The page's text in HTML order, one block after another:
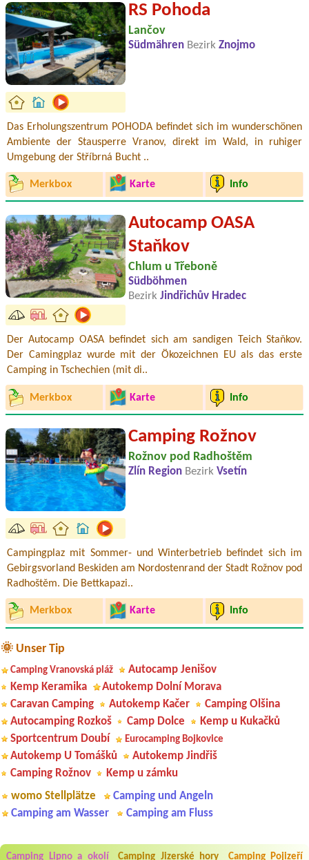
RS Pohoda
Lančov
Südmähren Bezirk Znojmo
Das Erholungszentrum POHODA befindet sich im wunderschönen
Ambiente der Stausperre Vranov, direkt im Wald, in ruhiger
Umgebung der Stříbrná Bucht ..
Merkbox Karte Info
Autocamp OASA
Staňkov
Chlum u Třeboně
Südböhmen
Bezirk Jindřichův Hradec
Der Autocamp OASA befindet sich am sandigen Teich Staňkov.
Der Camingplaz wurde mit der Ökozeichnen EU als das erste
Camping in Tschechien (mit di..
Merkbox Karte Info
Camping Rožnov
Rožnov pod Radhoštěm
Zlín Region Bezirk Vsetín
Campingplaz mit Sommer- und Winterbetrieb befindet sich im
Gebirgsvorland Beskiden am Nordostenrand der Stadt Rožnov pod
Radhoštěm. Die Bettkapazi..
Merkbox Karte Info
🌞 Unser Tip
Camping Vranovská pláž
Autocamp Jenišov
Kemp Keramika
Autokemp Dolní Morava
Caravan Camping
Autokemp Kačer
Camping Olšina
Autocamping Rozkoš
Camp Dolce
Kemp u Kukačků
Sportcentrum Doubí
Eurocamping Bojkovice
Autokemp U Tomášků
Autokemp Jindřiš
Camping Rožnov
Kemp u zámku
womo Stellplätze
Camping und Angeln
Camping am Wasser
Camping am Fluss
Camping Lipno a okolí Camping Jizerské hory Camping Pojizeří
Byli jsme zde v týdnu od 25.7. do 1.8. 2026. Kemp jako takový je pěkný.
V umývárně i na WC bylo vždy čisto, doplněný papír i utěrky, což při